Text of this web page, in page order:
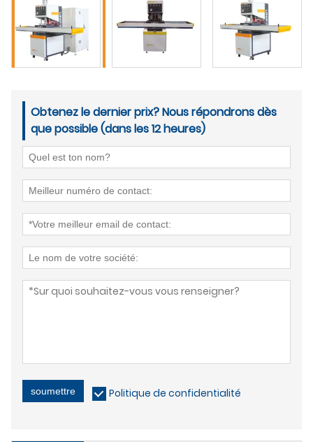
Obtenez le dernier prix? Nous répondrons dès
que possible (dans les 12 heures)
soumettre Politique de confidentialité